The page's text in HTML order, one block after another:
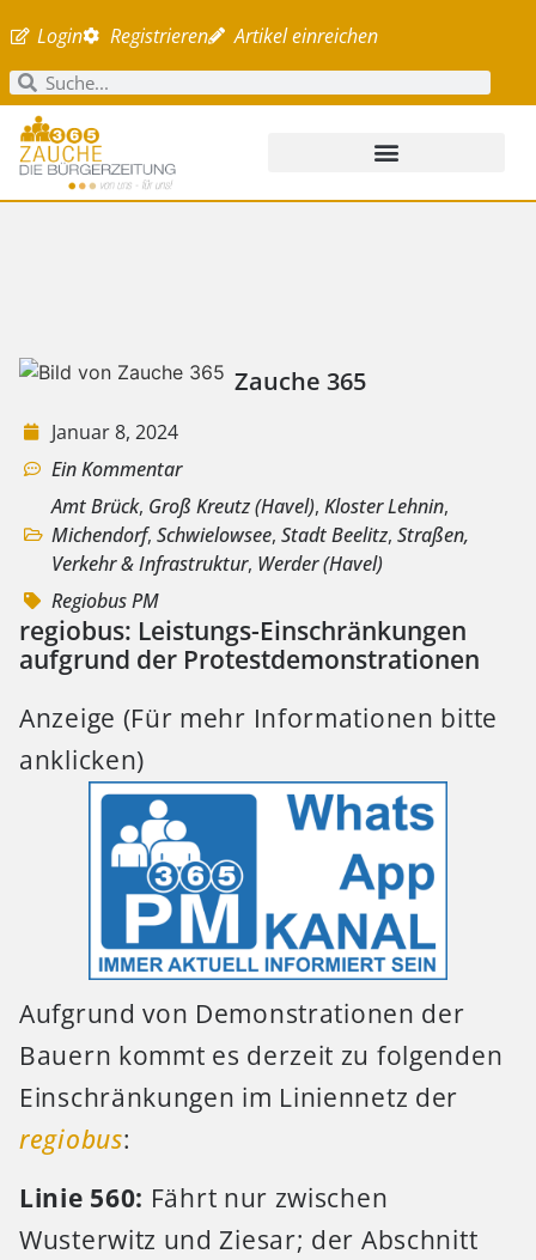
Login Registrieren Artikel einreichen
Zauche 365
Januar 8, 2024
Ein Kommentar
Amt Brück, Groß Kreutz (Havel), Kloster Lehnin,
Michendorf, Schwielowsee, Stadt Beelitz, Straßen,
Verkehr & Infrastruktur, Werder (Havel)
Regiobus PM
regiobus: Leistungs-Einschränkungen
aufgrund der Protestdemonstrationen
Anzeige (Für mehr Informationen bitte
anklicken)
Aufgrund von Demonstrationen der
Bauern kommt es derzeit zu folgenden
Einschränkungen im Liniennetz der
regiobus:
Linie 560: Fährt nur zwischen
Wusterwitz und Ziesar; der Abschnitt